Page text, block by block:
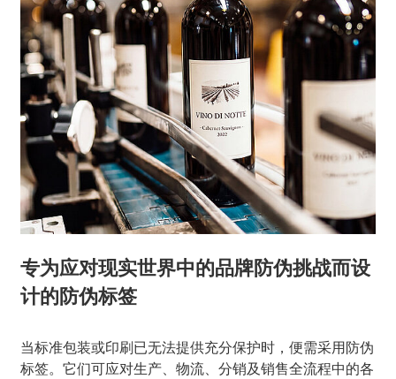
专为应对现实世界中的品牌防伪挑战而设
计的防伪标签
当标准包装或印刷已无法提供充分保护时，便需采用防伪
标签。它们可应对生产、物流、分销及销售全流程中的各